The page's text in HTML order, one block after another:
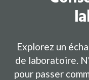
Explorez un
de laboratoire.
pour passer